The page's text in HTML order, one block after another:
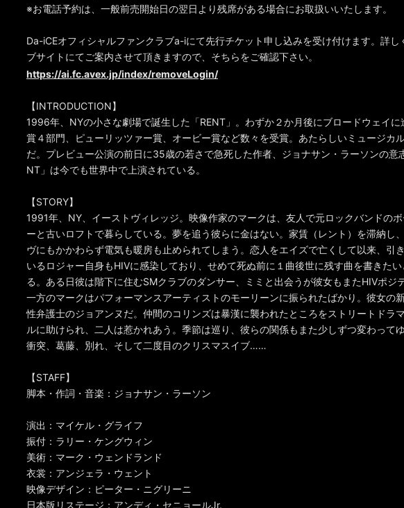
※お電話予約は、一般前売開始日の翌日より残席がある場合にお取扱いいたします。
Da-iCEオフィシャルファンクラブa-iにて先行チケット申し込みを受け付けます。詳し
ブサイトにてご案内させて頂きますので、そちらをご確認下さい。
https://ai.fc.avex.jp/index/removeLogin/
【INTRODUCTION】
1996年、NYの小さな劇場で誕生した「RENT」。わずか２か月後にブロードウェイに
賞４部門、ピューリッツァー賞、オービー賞など数々を受賞。あたらしいミュージカ
だ。プレビュー公演の前日に35歳の若さで急死した作者、ジョナサン・ラーソンの意
NT」は今でも世界中で上演されている。
【STORY】
1991年、NY、イーストヴィレッジ。映像作家のマークは、友人で元ロックバンドの
ーと古いロフトで暮らしている。夢を追う彼らに金はない。家賃（レント）を滞納し
ヴにもかかわらず電気も暖房も止められてしまう。恋人をエイズで亡くして以来、引
いるロジャー自身もHIVに感染しており、せめて死ぬ前に１曲後世に残す曲を書きた
る。ある日彼は階下に住むSMクラブのダンサー、ミミと出会うが彼女もまたHIVポジ
一方のマークはパフォーマンスアーティストのモーリーンに振られたばかり。彼女の
性弁護士のジョアンヌだ。仲間のコリンズは暴漢に襲われたところをストリートドラ
ルに助けられ、二人は惹かれあう。季節は巡り、彼らの関係もまた少しずつ変わってゆ
衝突、葛藤、別れ、そして二度目のクリスマスイブ……
【STAFF】
脚本・作詞・音楽：ジョナサン・ラーソン
演出：マイケル・グライフ
振付：ラリー・ケングウィン
美術：マーク・ウェンドランド
衣裳：アンジェラ・ウェント
映像デザイン：ピーター・ニグリーニ
日本版リステージ：アンディ・セニョールJr.